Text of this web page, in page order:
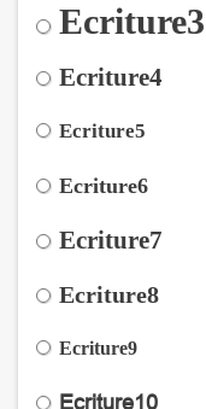
Ecriture3
Ecriture4
Ecriture5
Ecriture6
Ecriture7
Ecriture8
Ecriture9
Ecriture10